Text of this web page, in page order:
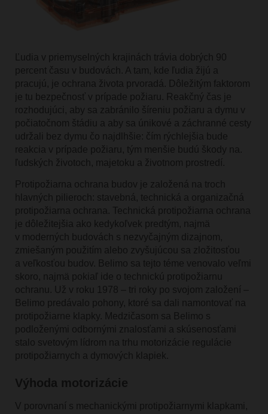
Ľudia v priemyselných krajinách trávia dobrých 90
percent času v budovách. A tam, kde ľudia žijú a
pracujú, je ochrana života prvoradá. Dôležitým faktorom
je tu bezpečnosť v prípade požiaru. Reakčný čas je
rozhodujúci, aby sa zabránilo šíreniu požiaru a dymu v
počiatočnom štádiu a aby sa únikové a záchranné cesty
udržali bez dymu čo najdlhšie: čím rýchlejšia bude
reakcia v prípade požiaru, tým menšie budú škody na.
ľudských životoch, majetoku a životnom prostredí.
Protipožiarna ochrana budov je založená na troch
hlavných pilieroch: stavebná, technická a organizačná
protipožiarna ochrana. Technická protipožiarna ochrana
je dôležitejšia ako kedykoľvek predtým, najmä
v moderných budovách s nezvyčajným dizajnom,
zmiešaným použitím alebo zvyšujúcou sa zložitosťou
a veľkosťou budov. Belimo sa tejto téme venovalo veľmi
skoro, najmä pokiaľ ide o technickú protipožiarnu
ochranu. Už v roku 1978 – tri roky po svojom založení –
Belimo predávalo pohony, ktoré sa dali namontovať na
protipožiarne klapky. Medzičasom sa Belimo s
podloženými odbornými znalosťami a skúsenosťami
stalo svetovým lídrom na trhu motorizácie regulácie
protipožiarnych a dymových klapiek.
Výhoda motorizácie
V porovnaní s mechanickými protipožiarnymi klapkami,